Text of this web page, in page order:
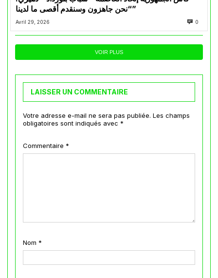
“نحن جاهزون وسنقدم أقصى ما لدينا”
Avril 29, 2026 0
VOIR PLUS
LAISSER UN COMMENTAIRE
Votre adresse e-mail ne sera pas publiée. Les champs
obligatoires sont indiqués avec *
Commentaire *
Nom *